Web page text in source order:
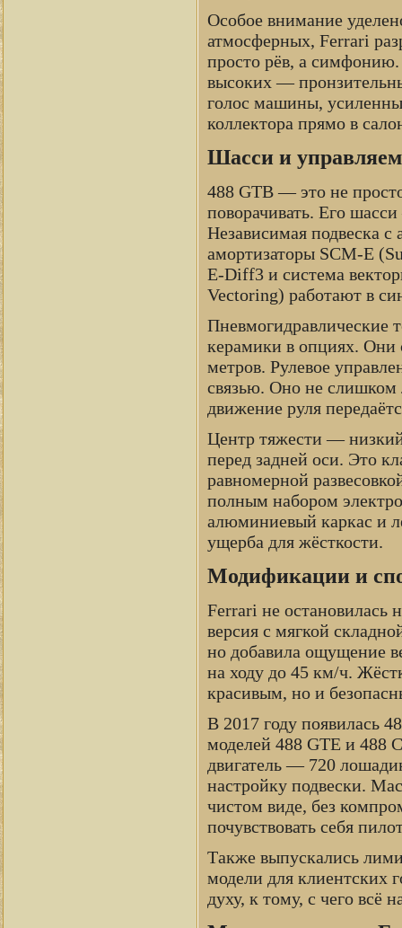
Особое внимание
атмосферных, Ferrari
просто рёв, а
высоких —
голос машины,
коллектора прямо в
Шасси и
488 GTB — это не
поворачивать. Его
Независимая подвеска
амортизаторы SCM-E
E-Diff3 и система
Vectoring) работают в
керамики в опциях. Они
метров. Рулевое
связью. Оно не слишком
движение руля
Центр тяжести —
перед задней оси. Это
равномерной
полным набором
алюминиевый каркас и
ущерба для жёсткости.
Модификации и
Ferrari не остановилась
версия с мягкой
но добавила ощущение
на ходу до 45 км/ч.
красивым, но и
В 2017 году появилась
моделей 488 GTE и 488
двигатель — 720
настройку подвески.
чистом виде, без
почувствовать себя
Также выпускались
модели для клиентских
духу, к тому, с чего всё